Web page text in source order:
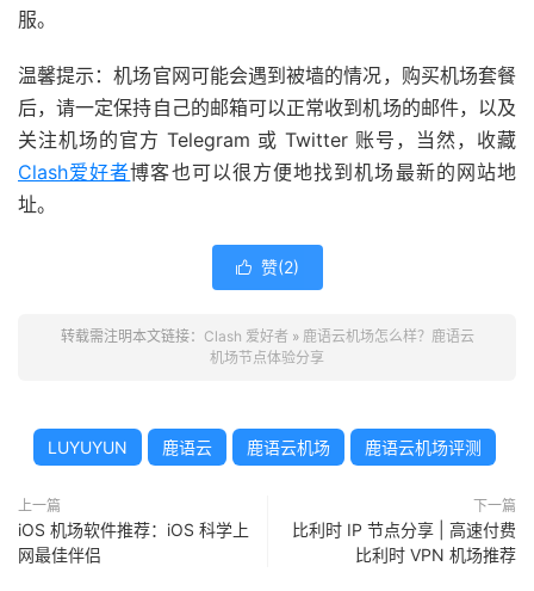
服。
温馨提示：机场官网可能会遇到被墙的情况，购买机场套餐
后，请一定保持自己的邮箱可以正常收到机场的邮件，以及
关注机场的官方 Telegram 或 Twitter 账号，当然，收藏
Clash爱好者博客也可以很方便地找到机场最新的网站地
址。
 赞(2)
转载需注明本文链接： Clash 爱好者 » 鹿语云机场怎么样？鹿语云
机场节点体验分享
LUYUYUN 鹿语云 鹿语云机场 鹿语云机场评测
上一篇
iOS 机场软件推荐：iOS 科学上
网最佳伴侣
下一篇
比利时 IP 节点分享 | 高速付费
比利时 VPN 机场推荐